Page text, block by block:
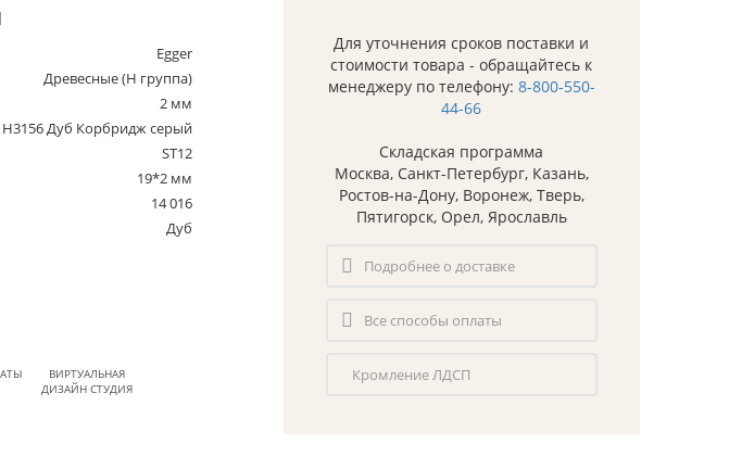
Egger
Древесные (Н группа)
2 мм
H3156 Дуб Корбридж серый
ST12
19*2 мм
14 016
Дуб
ВИРТУАЛЬНАЯ
ДИЗАЙН СТУДИЯ
Для уточнения сроков поставки и
стоимости товара - обращайтесь к
менеджеру по телефону: 8-800-550-
44-66
Складская программа
Москва, Санкт-Петербург, Казань,
Ростов-на-Дону, Воронеж, Тверь,
Пятигорск, Орел, Ярославль
Подробнее о доставке
Все способы оплаты
Кромление ЛДСП